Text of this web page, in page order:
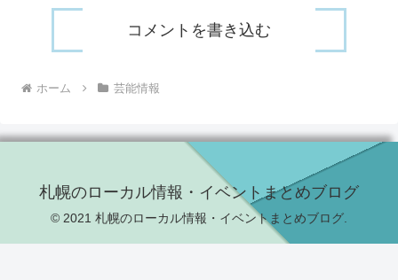
コメントを書き込む
ホーム 芸能情報
札幌のローカル情報・イベントまとめブログ
© 2021 札幌のローカル情報・イベントまとめブログ.